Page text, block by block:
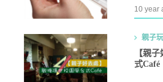
10 year
親子
【親
式Café